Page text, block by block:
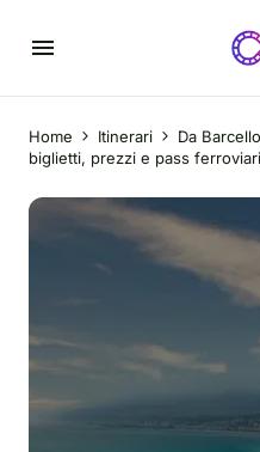
Home Itinerari
Da
biglietti, prezzi e pass ferroviari